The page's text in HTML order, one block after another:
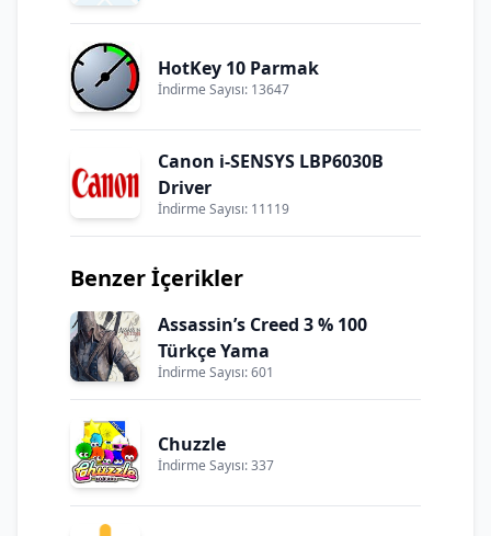
HotKey 10 Parmak
İndirme Sayısı: 13647
Canon i-SENSYS LBP6030B
Driver
İndirme Sayısı: 11119
Benzer İçerikler
Assassin’s Creed 3 % 100
Türkçe Yama
İndirme Sayısı: 601
Chuzzle
İndirme Sayısı: 337